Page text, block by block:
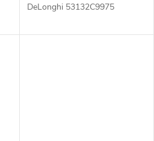
DeLonghi 53132C9975